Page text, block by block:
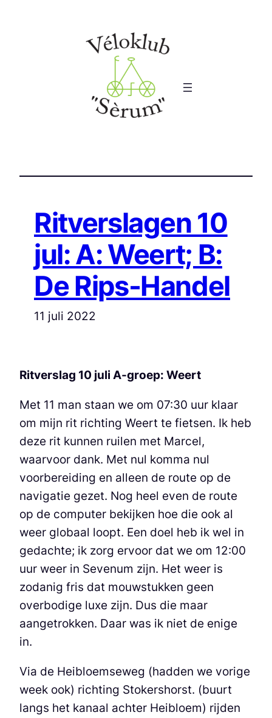
Ritverslagen 10
jul: A: Weert; B:
De Rips-Handel
11 juli 2022
Ritverslag 10 juli A-groep: Weert
Met 11 man staan we om 07:30 uur klaar
om mijn rit richting Weert te fietsen. Ik heb
deze rit kunnen ruilen met Marcel,
waarvoor dank. Met nul komma nul
voorbereiding en alleen de route op de
navigatie gezet. Nog heel even de route
op de computer bekijken hoe die ook al
weer globaal loopt. Een doel heb ik wel in
gedachte; ik zorg ervoor dat we om 12:00
uur weer in Sevenum zijn. Het weer is
zodanig fris dat mouwstukken geen
overbodige luxe zijn. Dus die maar
aangetrokken. Daar was ik niet de enige
in.
Via de Heibloemseweg (hadden we vorige
week ook) richting Stokershorst. (buurt
langs het kanaal achter Heibloem) rijden